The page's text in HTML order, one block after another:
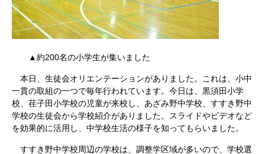
▲約200名の小学生が集いました
本日、生徒会オリエンテーションがありました。これは、小中
一貫の取組の一つで毎年行われています。今日は、黒須田小学
校、荏子田小学校の児童が来校し、あざみ野中学校、すすき野中
学校の生徒会から学校紹介がありました。スライドやビデオなど
を効果的に活用し、中学校生活の様子を知ってもらいました。
すすき野中学校周辺の学校は、調整学区域が多いので、学校選